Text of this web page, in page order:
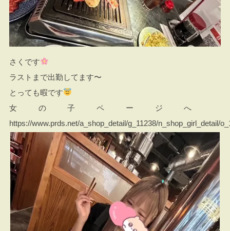
さくです
ラストまで出勤してます〜
とっても暇です
女の子ページへ
https://www.prds.net/a_shop_detail/g_11238/n_shop_girl_detail/